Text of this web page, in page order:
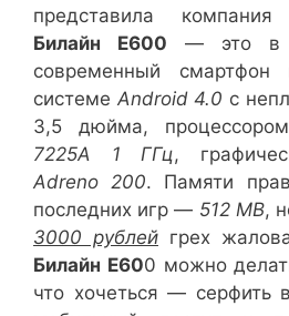
представила компания
Билайн E600 — это в
современный смартфон
системе Android 4.0 с
3,5 дюйма,
7225A 1 ГГц,
Adreno 200. Памяти
последних игр — 512 MB,
3000 рублей грех
Билайн E600 можно
что хочеться — серфить